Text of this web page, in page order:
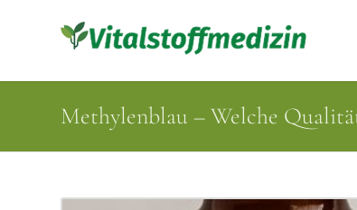
Methylenblau – Welche